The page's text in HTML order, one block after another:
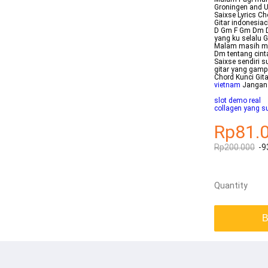
Groningen and
Saixse Lyrics
Gitar
D Gm F Gm
yang ku selalu
Malam masih
Dm tentang
Saixse sendiri
gitar yang
Chord Kunci
vietnam
slot demo real
collagen yang
Rp200.000 -
Quantity